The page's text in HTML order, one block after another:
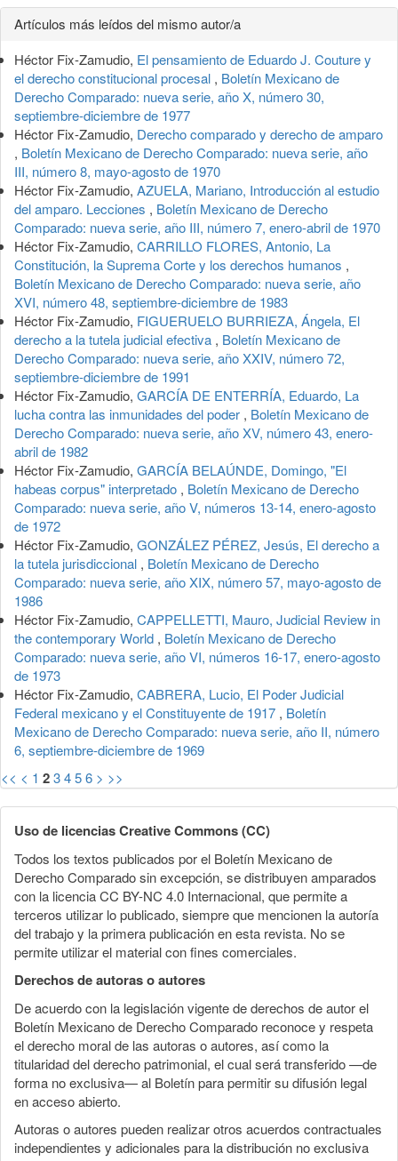
Detalles
del
artículo
Artículos más leídos del mismo autor/a
Héctor Fix-Zamudio, El pensamiento de Eduardo J. Couture y
el derecho constitucional procesal , Boletín Mexicano de
Derecho Comparado: nueva serie, año X, número 30,
septiembre-diciembre de 1977
Héctor Fix-Zamudio, Derecho comparado y derecho de amparo
, Boletín Mexicano de Derecho Comparado: nueva serie, año
III, número 8, mayo-agosto de 1970
Héctor Fix-Zamudio, AZUELA, Mariano, Introducción al estudio
del amparo. Lecciones , Boletín Mexicano de Derecho
Comparado: nueva serie, año III, número 7, enero-abril de 1970
Héctor Fix-Zamudio, CARRILLO FLORES, Antonio, La
Constitución, la Suprema Corte y los derechos humanos ,
Boletín Mexicano de Derecho Comparado: nueva serie, año
XVI, número 48, septiembre-diciembre de 1983
Héctor Fix-Zamudio, FIGUERUELO BURRIEZA, Ángela, El
derecho a la tutela judicial efectiva , Boletín Mexicano de
Derecho Comparado: nueva serie, año XXIV, número 72,
septiembre-diciembre de 1991
Héctor Fix-Zamudio, GARCÍA DE ENTERRÍA, Eduardo, La
lucha contra las inmunidades del poder , Boletín Mexicano de
Derecho Comparado: nueva serie, año XV, número 43, enero-
abril de 1982
Héctor Fix-Zamudio, GARCÍA BELAÚNDE, Domingo, "El
habeas corpus" interpretado , Boletín Mexicano de Derecho
Comparado: nueva serie, año V, números 13-14, enero-agosto
de 1972
Héctor Fix-Zamudio, GONZÁLEZ PÉREZ, Jesús, El derecho a
la tutela jurisdiccional , Boletín Mexicano de Derecho
Comparado: nueva serie, año XIX, número 57, mayo-agosto de
1986
Héctor Fix-Zamudio, CAPPELLETTI, Mauro, Judicial Review in
the contemporary World , Boletín Mexicano de Derecho
Comparado: nueva serie, año VI, números 16-17, enero-agosto
de 1973
Héctor Fix-Zamudio, CABRERA, Lucio, El Poder Judicial
Federal mexicano y el Constituyente de 1917 , Boletín
Mexicano de Derecho Comparado: nueva serie, año II, número
6, septiembre-diciembre de 1969
<< < 1 23456 > >>
Uso de licencias Creative Commons (CC)
Todos los textos publicados por el Boletín Mexicano de
Derecho Comparado sin excepción, se distribuyen amparados
con la licencia CC BY-NC 4.0 Internacional, que permite a
terceros utilizar lo publicado, siempre que mencionen la autoría
del trabajo y la primera publicación en esta revista. No se
permite utilizar el material con fines comerciales.
Derechos de autoras o autores
De acuerdo con la legislación vigente de derechos de autor el
Boletín Mexicano de Derecho Comparado reconoce y respeta
el derecho moral de las autoras o autores, así como la
titularidad del derecho patrimonial, el cual será transferido —de
forma no exclusiva— al Boletín para permitir su difusión legal
en acceso abierto.
Autoras o autores pueden realizar otros acuerdos contractuales
independientes y adicionales para la distribución no exclusiva